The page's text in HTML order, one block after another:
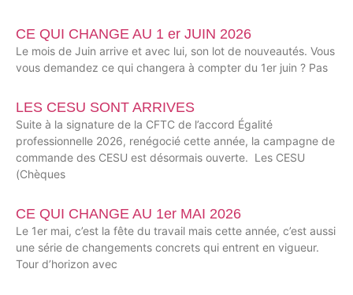
CE QUI CHANGE AU 1 er JUIN 2026
Le mois de Juin arrive et avec lui, son lot de nouveautés. Vous
vous demandez ce qui changera à compter du 1er juin ? Pas
LES CESU SONT ARRIVES
Suite à la signature de la CFTC de l’accord Égalité
professionnelle 2026, renégocié cette année, la campagne de
commande des CESU est désormais ouverte. Les CESU
(Chèques
CE QUI CHANGE AU 1er MAI 2026
Le 1er mai, c’est la fête du travail mais cette année, c’est aussi
une série de changements concrets qui entrent en vigueur.
Tour d’horizon avec